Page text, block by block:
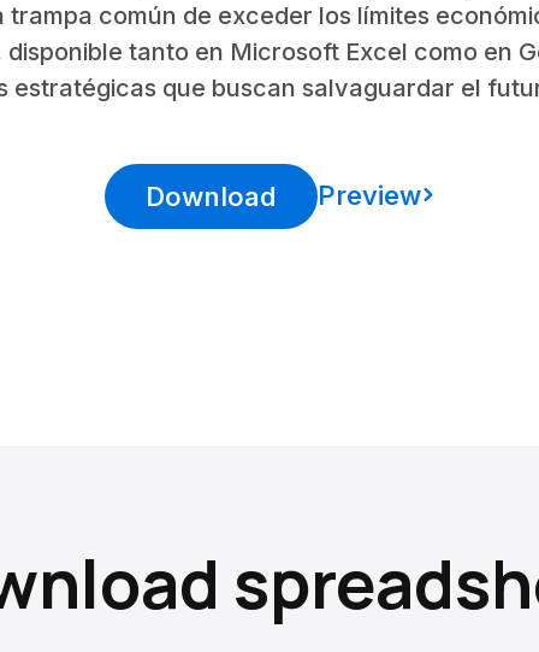
común de exceder los límites
tanto en Microsoft Excel como en
estratégicas que buscan salvaguardar el
Download Preview